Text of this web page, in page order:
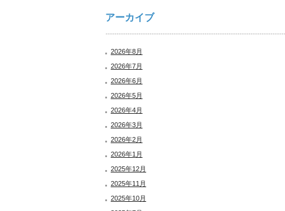
アーカイブ
2026年8月
2026年7月
2026年6月
2026年5月
2026年4月
2026年3月
2026年2月
2026年1月
2025年12月
2025年11月
2025年10月